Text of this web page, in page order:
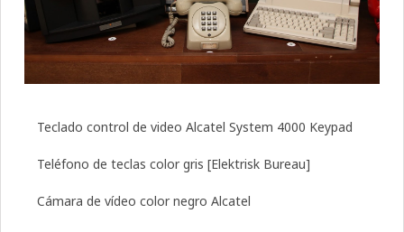
Teclado control de video Alcatel System 4000 Keypad
Teléfono de teclas color gris [Elektrisk Bureau]
Cámara de vídeo color negro Alcatel